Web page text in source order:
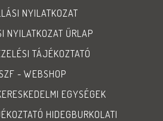
NYILATKOZAT
NYILATKOZAT ŰRLAP
TÁJÉKOZTATÓ
- WEBSHOP
EGYSÉGEK
HIDEGBURKOLATI